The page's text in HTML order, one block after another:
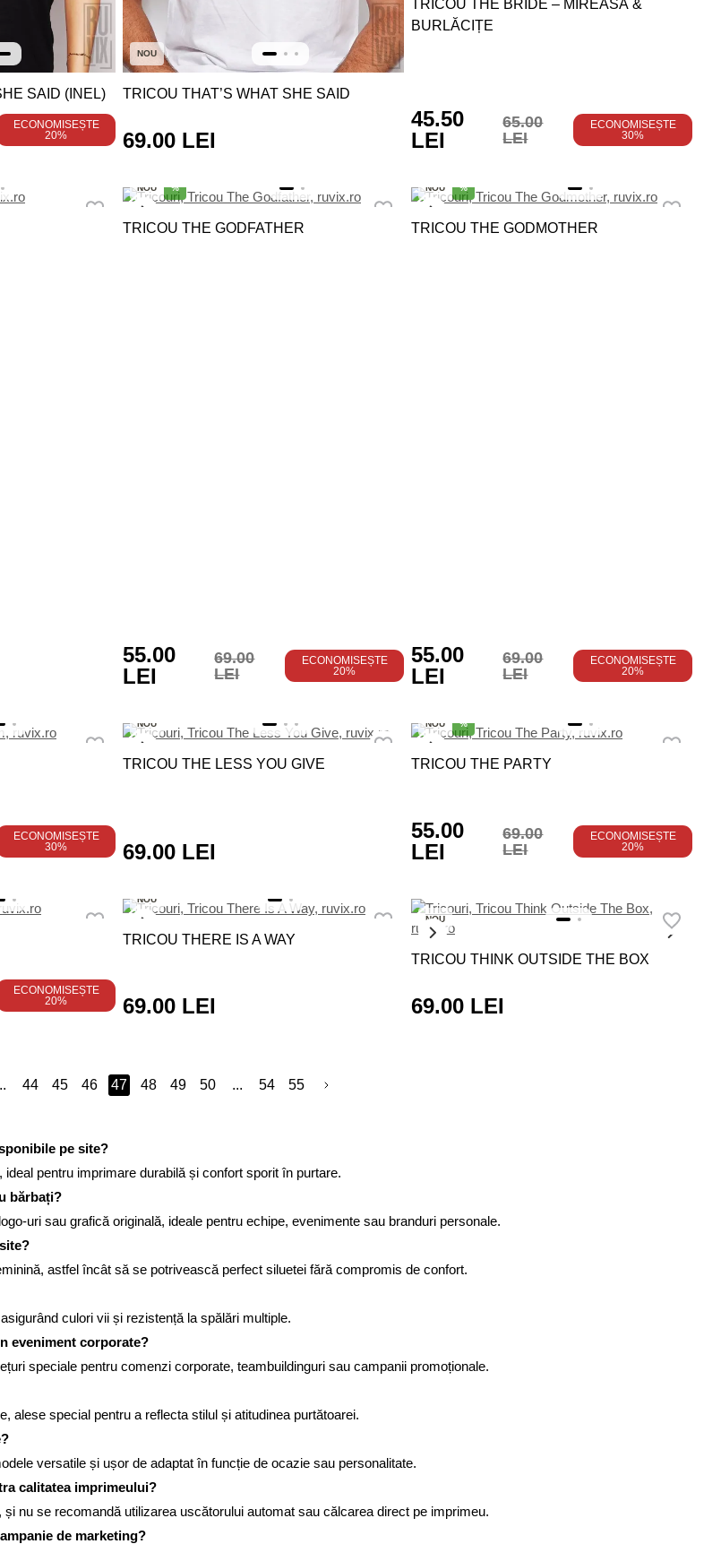
SAID (INEL)
ECONOMISEȘTE
20%
NOU
TRICOU THAT’S WHAT SHE SAID
69.00 LEI
TRICOU THE BRIDE – MIREASĂ &
BURLĂCIȚE
45.50
LEI
65.00
LEI
ECONOMISEȘTE
30%
NOU %
TRICOU THE GODFATHER
55.00
LEI
69.00
LEI
ECONOMISEȘTE
20%
NOU %
TRICOU THE GODMOTHER
55.00
LEI
69.00
LEI
ECONOMISEȘTE
20%
ECONOMISEȘTE
30%
NOU
TRICOU THE LESS YOU GIVE
69.00 LEI
NOU %
TRICOU THE PARTY
55.00
LEI
69.00
LEI
ECONOMISEȘTE
20%
ECONOMISEȘTE
20%
NOU
TRICOU THERE IS A WAY
69.00 LEI
NOU
TRICOU THINK OUTSIDE THE BOX
69.00 LEI
44 45 46 47 48 49 50 ... 54 55
pe site?
pentru imprimare durabilă și confort sporit în purtare.
bărbați?
uri sau grafică originală, ideale pentru echipe, evenimente sau branduri personale.
astfel încât să se potrivească perfect siluetei fără compromis de confort.
culori vii și rezistență la spălări multiple.
eveniment corporate?
speciale pentru comenzi corporate, teambuildinguri sau campanii promoționale.
alese special pentru a reflecta stilul și atitudinea purtătoarei.
versatile și ușor de adaptat în funcție de ocazie sau personalitate.
calitatea imprimeului?
nu se recomandă utilizarea uscătorului automat sau călcarea direct pe imprimeu.
de marketing?